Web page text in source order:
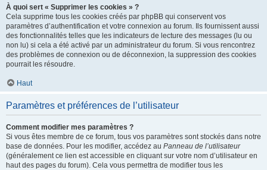
À quoi sert « Supprimer les cookies » ?
Cela supprime tous les cookies créés par phpBB qui conservent vos
paramètres d’authentification et votre connexion au forum. Ils fournissent aussi
des fonctionnalités telles que les indicateurs de lecture des messages (lu ou
non lu) si cela a été activé par un administrateur du forum. Si vous rencontrez
des problèmes de connexion ou de déconnexion, la suppression des cookies
pourrait les résoudre.
Haut
Paramètres et préférences de l’utilisateur
Comment modifier mes paramètres ?
Si vous êtes membre de ce forum, tous vos paramètres sont stockés dans notre
base de données. Pour les modifier, accédez au Panneau de l’utilisateur
(généralement ce lien est accessible en cliquant sur votre nom d’utilisateur en
haut des pages du forum). Cela vous permettra de modifier tous les